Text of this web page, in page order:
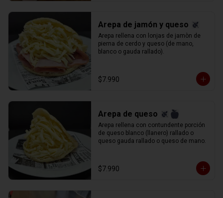
Arepa de jamón y queso
Arepa rellena con lonjas de jamòn de
pierna de cerdo y queso (de mano,
blanco o gauda rallado).
$7.990
Arepa de queso
Arepa rellena con contundente porción
de queso blanco (llanero) rallado o
queso gauda rallado o queso de mano.
$7.990